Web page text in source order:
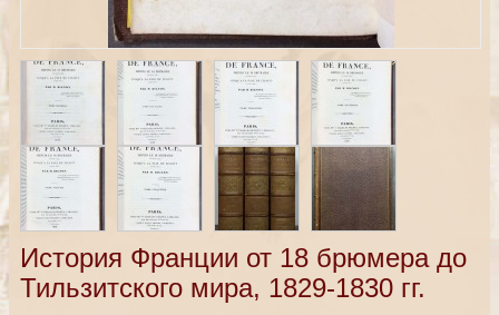
История Франции от 18 брюмера до
Тильзитского мира, 1829-1830 гг.